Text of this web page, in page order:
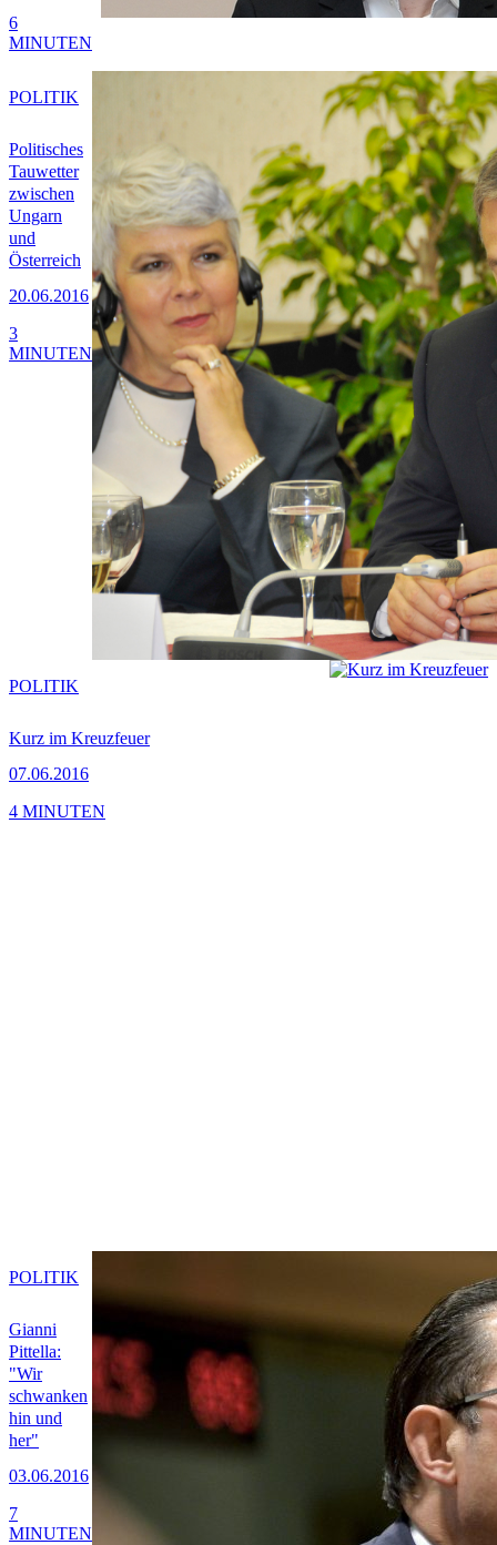
6
MINUTEN
Politisches
Tauwetter
zwischen
Ungarn
und
Österreich
20.06.2016
POLITIK
3
MINUTEN
Kurz im Kreuzfeuer
07.06.2016
POLITIK
4 MINUTEN
Gianni
Pittella:
"Wir
schwanken
hin und
her"
03.06.2016
POLITIK
7
MINUTEN